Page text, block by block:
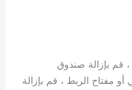
قم بإزالة صندوق
مفتاح الربط ، قم بإزالة